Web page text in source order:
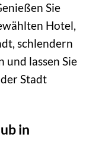
Sie
Hotel,
schlendern
und lassen Sie
Stadt
in